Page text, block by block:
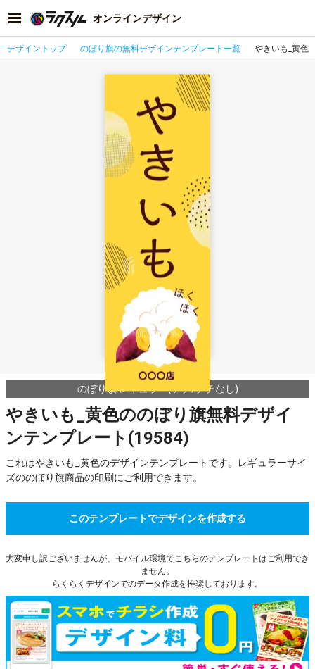
オンラインデザイン
デザイントップ のぼり旗の無料デザインテンプレート一覧 やきいも_黄色
のぼり旗 レギュラー(チチ/チチなし)
やきいも_黄色ののぼり旗無料デザイ
ンテンプレート(19584)
これはやきいも_黄色のデザインテンプレートです。レギュラーサイ
ズののぼり旗商品の印刷にご利用できます。
このテンプレートでデザインを作成する
大変申し訳ございませんが、モバイル環境でこちらのテンプレートはご利用でき
ません。
らくらくデザインでのデータ作成を推奨しております。